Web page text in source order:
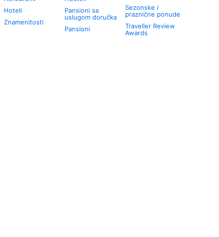
Hoteli
Znamenitosti
Pansioni sa
uslugom doručka
Pansioni
Sezonske i
praznične ponude
Traveller Review
Awards